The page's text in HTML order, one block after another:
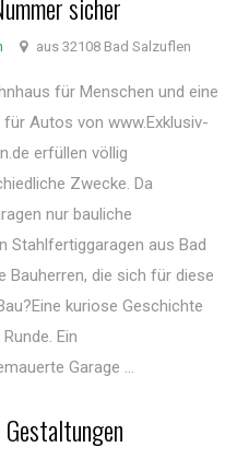
aus 32108 Bad Salzuflen
für Menschen und eine
für Autos von www.Exklusiv-
erfüllen völlig
Zwecke. Da
nur bauliche
Stahlfertiggaragen aus Bad
Bauherren, die sich für diese
kuriose Geschichte
Ein
Garage ...